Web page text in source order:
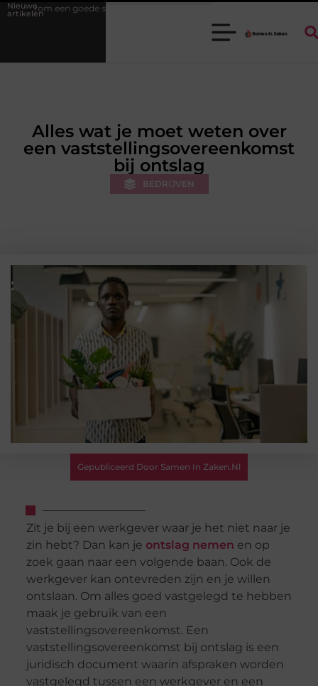
Nieuwe
artikelen het werk van de stukadoor makkelijker maakt
Alles wat je moet weten over
een vaststellingsovereenkomst
bij ontslag
BEDRIJVEN
Gepubliceerd Door Samen In Zaken.nl
Zit je bij een werkgever waar je het niet naar je
zin hebt? Dan kan je ontslag nemen en op
zoek gaan naar een volgende baan. Ook de
werkgever kan ontevreden zijn en je willen
ontslaan. Om alles goed vastgelegd te hebben
maak je gebruik van een
vaststellingsovereenkomst. Een
vaststellingsovereenkomst bij ontslag is een
juridisch document waarin afspraken worden
vastgelegd tussen een werkgever en een